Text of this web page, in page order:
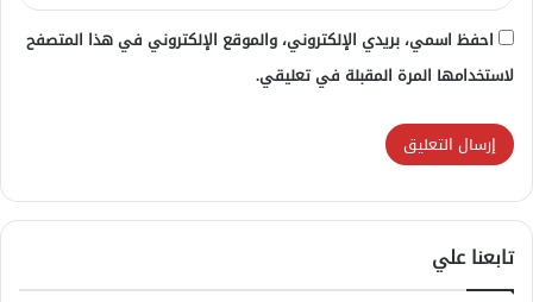
احفظ اسمي، بريدي الإلكتروني، والموقع الإلكتروني في هذا المتصفح
لاستخدامها المرة المقبلة في تعليقي.
تابعنا علي